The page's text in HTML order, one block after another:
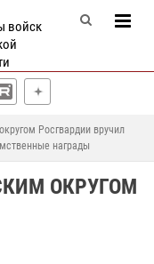
войск
Росгвардии вручил
награды
ОКРУГОМ